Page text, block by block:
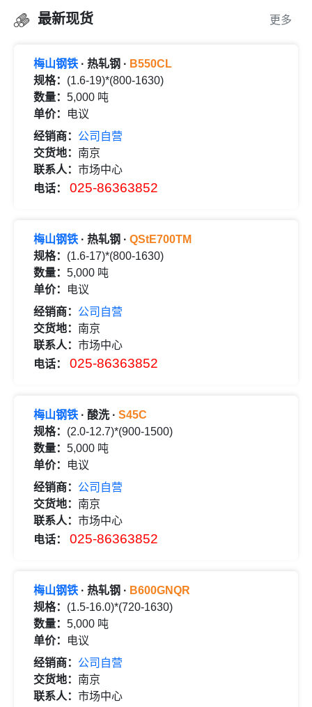
最新现货 更多
梅山钢铁 · 热轧钢 · B550CL
规格： (1.6-19)*(800-1630)
数量： 5,000 吨
单价：
电议
经销商： 公司自营
交货地： 南京
联系人： 市场中心
电话：
025-86363852
梅山钢铁 · 热轧钢 · QStE700TM
规格： (1.6-17)*(800-1630)
数量： 5,000 吨
单价：
电议
经销商： 公司自营
交货地： 南京
联系人： 市场中心
电话：
025-86363852
梅山钢铁 · 酸洗 · S45C
规格： (2.0-12.7)*(900-1500)
数量： 5,000 吨
单价：
电议
经销商： 公司自营
交货地： 南京
联系人： 市场中心
电话：
025-86363852
梅山钢铁 · 热轧钢 · B600GNQR
规格： (1.5-16.0)*(720-1630)
数量： 5,000 吨
单价：
电议
经销商： 公司自营
交货地： 南京
联系人： 市场中心